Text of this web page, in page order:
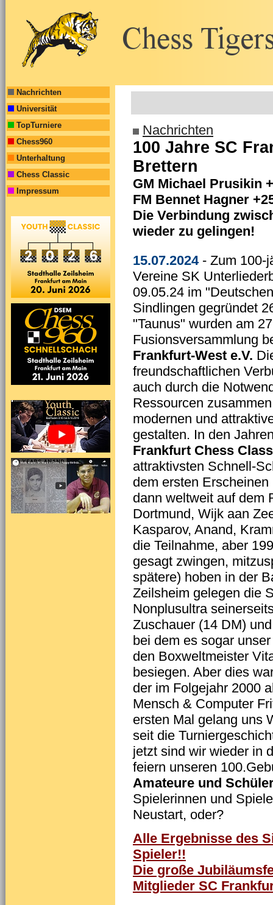
Nachrichten
Universität
TopTurniere
Chess960
Unterhaltung
Chess Classic
Impressum
Nachrichten
100 Jahre SC
Brettern
GM Michael Prusikin
FM Bennet Hagner
Die Verbindung
wieder zu gelingen!
15.07.2024- Zum 100-
Vereine SK
09.05.24 im
Sindlingen gegründet
"Taunus" wurden am
Fusionsversammlung
Frankfurt-West e.V.
freundschaftlichen
auch durch die
Ressourcen
modernen und
gestalten. In den
Frankfurt Chess
attraktivsten Schnell-
dem ersten
dann weltweit auf dem
Dortmund, Wijk aan
Kasparov, Anand,
die Teilnahme, aber
gesagt zwingen,
spätere) hoben in der
Zeilsheim gelegen die
Nonplusultra
Zuschauer (14 DM)
bei dem es sogar
den Boxweltmeister
besiegen. Aber dies
der im Folgejahr 2000
Mensch & Computer
ersten Mal gelang uns
seit die
jetzt sind wir wieder in
feiern unseren
Amateure und
Spielerinnen und
Neustart, oder?
Alle Ergebnisse des
Spieler!!
Die große
Mitglieder SC